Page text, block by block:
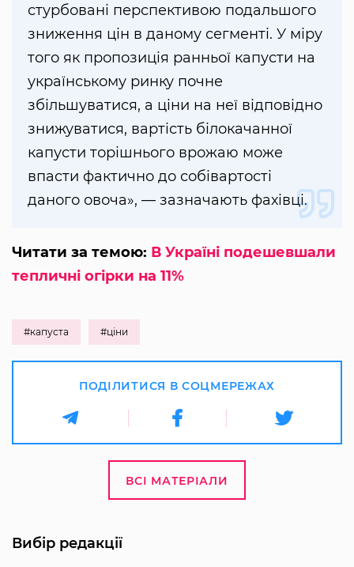
стурбовані перспективою подальшого
зниження цін в даному сегменті. У міру
того як пропозиція ранньої капусти на
українському ринку почне
збільшуватися, а ціни на неї відповідно
знижуватися, вартість білокачанної
капусти торішнього врожаю може
впасти фактично до собівартості
даного овоча», — зазначають фахівці.
Читати за темою: В Україні подешевшали
тепличні огірки на 11%
#капуста #ціни
ПОДІЛИТИСЯ В СОЦМЕРЕЖАХ
ВСІ МАТЕРІАЛИ
Вибір редакції